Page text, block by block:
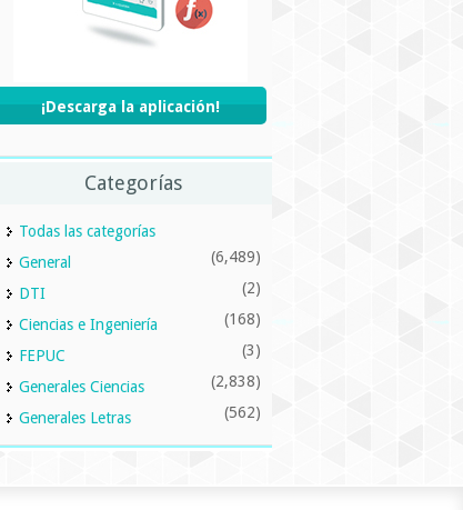
¡Descarga la aplicación!
Categorías
Todas las categorías
General
(6,489)
DTI (2)
Ciencias e Ingeniería (168)
FEPUC (3)
Generales Ciencias (2,838)
Generales Letras (562)